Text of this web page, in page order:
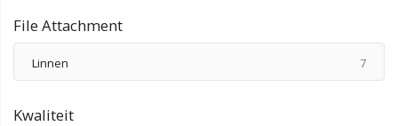
File Attachment
Linnen 7
Kwaliteit